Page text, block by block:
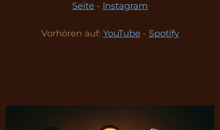
Seite - Instagram
Vorhören auf: YouTube - Spotify